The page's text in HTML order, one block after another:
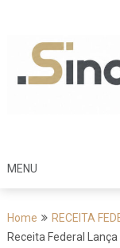
content
MENU
Home
RECEITA
Receita Federal